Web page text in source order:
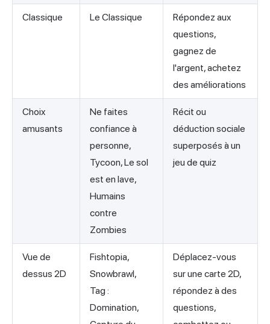
Classique Le Classique
Répondez aux
questions,
gagnez de
l'argent, achetez
des améliorations
Choix
amusants
Ne faites
confiance à
personne,
Tycoon, Le sol
est en lave,
Humains
contre
Zombies
Récit ou
déduction sociale
superposés à un
jeu de quiz
Vue de
dessus 2D
Fishtopia,
Snowbrawl,
Tag :
Domination,
Déplacez-vous
sur une carte 2D,
répondez à des
questions,